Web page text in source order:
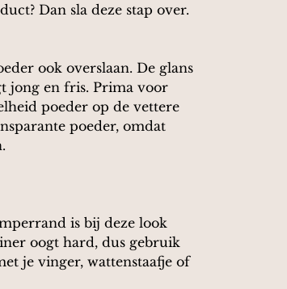
Dan sla deze stap over.
ook overslaan. De glans
jong en fris. Prima voor
poeder op de vettere
poeder, omdat
is bij deze look
oogt hard, dus gebruik
je vinger, wattenstaafje of